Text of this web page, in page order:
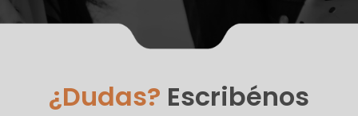
¿Dudas? Escribénos